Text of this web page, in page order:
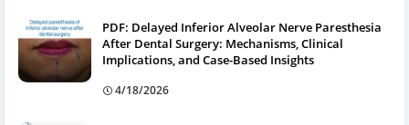
PDF: Delayed Inferior Alveolar Nerve Paresthesia
After Dental Surgery: Mechanisms, Clinical
Implications, and Case-Based Insights
4/18/2026